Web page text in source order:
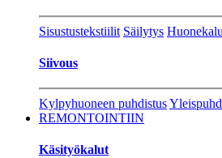
Sisustustekstiilit Säilytys
Siivous
Kylpyhuoneen puhdistus
REMONTOINTIIN
Käsityökalut